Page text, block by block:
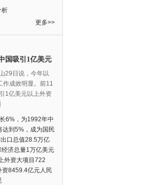
析
更多>>
国吸引1亿美元
目722个，增长
29日说，今年以
作成效明显。前11
1亿美元以上外资
6%，为1992年中
到5%，成为国民
口总值28.5万亿
济总量1万亿美元
外资大项目722
8459.4亿元人民